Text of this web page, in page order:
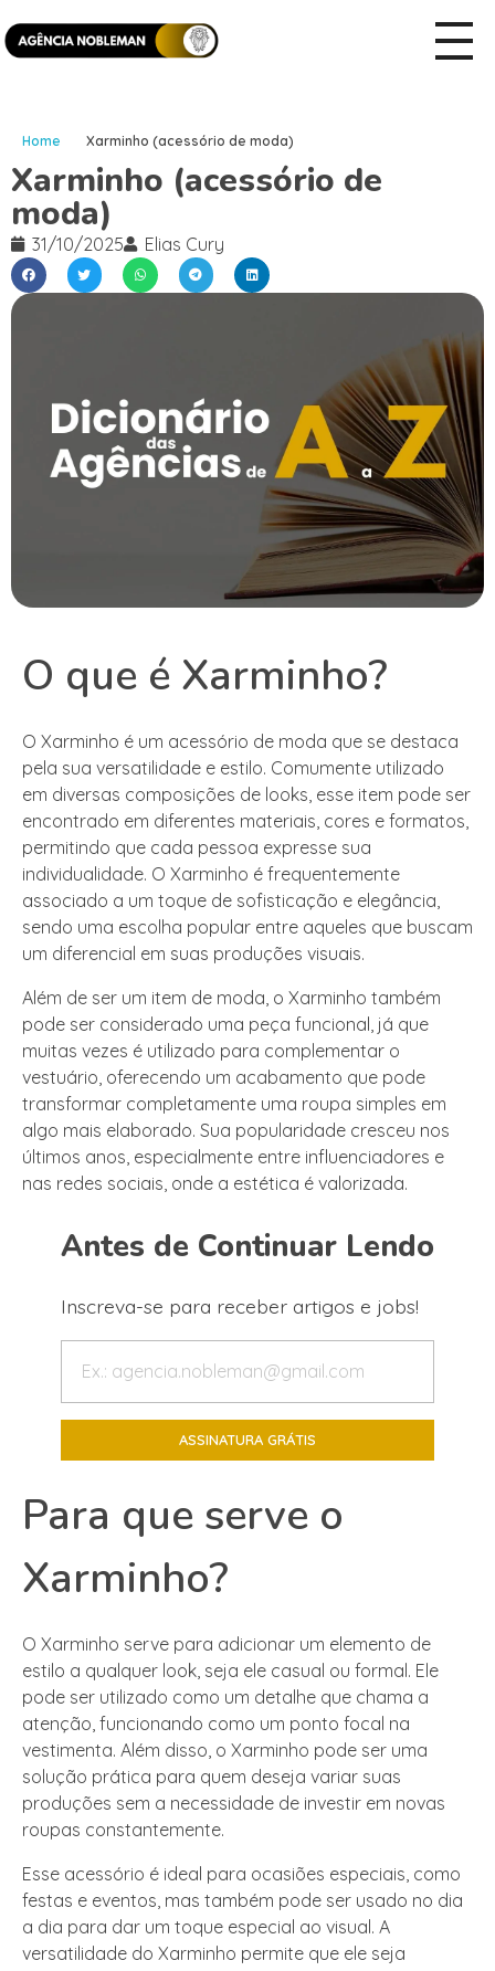
Home Xarminho (acessório de moda)
Xarminho (acessório de
moda)
31/10/2025 Elias Cury
O que é Xarminho?
O Xarminho é um acessório de moda que se destaca
pela sua versatilidade e estilo. Comumente utilizado
em diversas composições de looks, esse item pode ser
encontrado em diferentes materiais, cores e formatos,
permitindo que cada pessoa expresse sua
individualidade. O Xarminho é frequentemente
associado a um toque de sofisticação e elegância,
sendo uma escolha popular entre aqueles que buscam
um diferencial em suas produções visuais.
Além de ser um item de moda, o Xarminho também
pode ser considerado uma peça funcional, já que
muitas vezes é utilizado para complementar o
vestuário, oferecendo um acabamento que pode
transformar completamente uma roupa simples em
algo mais elaborado. Sua popularidade cresceu nos
últimos anos, especialmente entre influenciadores e
nas redes sociais, onde a estética é valorizada.
Antes de Continuar Lendo
Inscreva-se para receber artigos e jobs!
Para que serve o
Xarminho?
O Xarminho serve para adicionar um elemento de
estilo a qualquer look, seja ele casual ou formal. Ele
pode ser utilizado como um detalhe que chama a
atenção, funcionando como um ponto focal na
vestimenta. Além disso, o Xarminho pode ser uma
solução prática para quem deseja variar suas
produções sem a necessidade de investir em novas
roupas constantemente.
Esse acessório é ideal para ocasiões especiais, como
festas e eventos, mas também pode ser usado no dia
a dia para dar um toque especial ao visual. A
versatilidade do Xarminho permite que ele seja